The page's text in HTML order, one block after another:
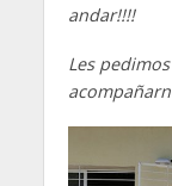
andar!!!!
Les